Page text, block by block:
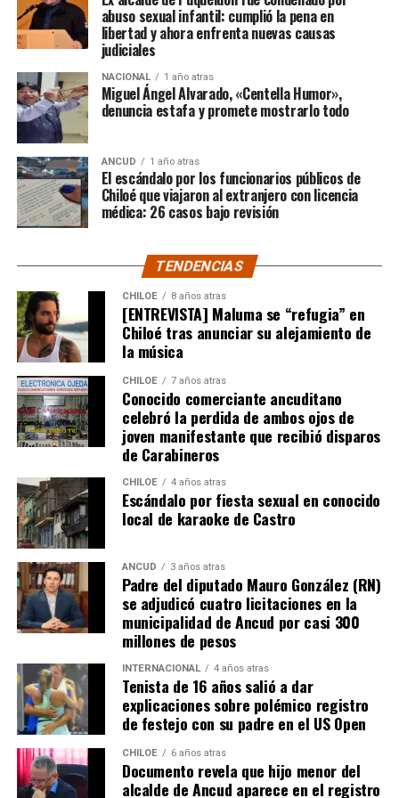
sitios, sobre la Ley 2.695, y eso lo consideramos una
medida injusta por un caso particular que ocurrió en
Santiago y que estaba afectando a la gente de
nuestra provincia. Afortunadamente un nuevo
dictamen de Contraloría General de la República
deja sin efecto esa resolución y va a permitir
nuevamente que todas las carpetas de saneamiento
de títulos de dominios sobre la propiedad particular,
vuelvan a seguir su tramitación y puedan obtener su
título de dominio”,expresó el Consejero Cárcamo.
Recordó que, en un caso puntual, un vecino de la
comuna de Castro, que tenía un expediente que cumplía
con todos los antecedentes técnicos, administrativos y
jurídicos, solo le faltaba la inscripción en el Conservador
de Bienes Raíces, pero su tramitación fue rechazada.
El Consejero Francisco Cárcamo insistió que el nuevo
dictamen de Contraloría es una buena noticia para
muchas familias que desde hace un tiempo venían
tramitando la regularización de sus sitios, aunque ahora
también tendrán que responder con algunos requisitos
como por ejemplo tener un periodo de ocupación de la
propiedad por más de 5 años.
“Efectivamente al interpretar el dictamen de
Contraloría, si bien es cierto, permite nuevamente
sanear sitios, sobre la propiedad particular en el
sector rural específicamente, viene con algunas
precisiones y van a ser más rigurosos en la
ocupación material, es decir, la persona que quiera
sanear tiene que tener un inmueble construido
sobre el sitio, tiene que estar cerrado, tiene que
estar conectado idealmente a los servicios básicos,
idealmente a agua potable, luz eléctrica y tener
dominio de ocupación material por más de 5 años,
como lo dice la Ley”,recalcó el consejero de la
abuso sexual infantil: cumplió la pena en
libertad y ahora enfrenta nuevas causas
judiciales
NACIONAL 1 año atras
Miguel Ángel Alvarado, «Centella Humor»,
denuncia estafa y promete mostrarlo todo
ANCUD 1 año atras
El escándalo por los funcionarios públicos de
Chiloé que viajaron al extranjero con licencia
médica: 26 casos bajo revisión
TENDENCIAS
CHILOE 8 años atras
[ENTREVISTA] Maluma se “refugia” en
Chiloé tras anunciar su alejamiento de
la música
CHILOE 7 años atras
Conocido comerciante ancuditano
celebró la perdida de ambos ojos de
joven manifestante que recibió disparos
de Carabineros
CHILOE 4 años atras
Escándalo por fiesta sexual en conocido
local de karaoke de Castro
ANCUD 3 años atras
Padre del diputado Mauro González (RN)
se adjudicó cuatro licitaciones en la
municipalidad de Ancud por casi 300
millones de pesos
INTERNACIONAL 4 años atras
Tenista de 16 años salió a dar
explicaciones sobre polémico registro
de festejo con su padre en el US Open
CHILOE 6 años atras
Documento revela que hijo menor del
alcalde de Ancud aparece en el registro